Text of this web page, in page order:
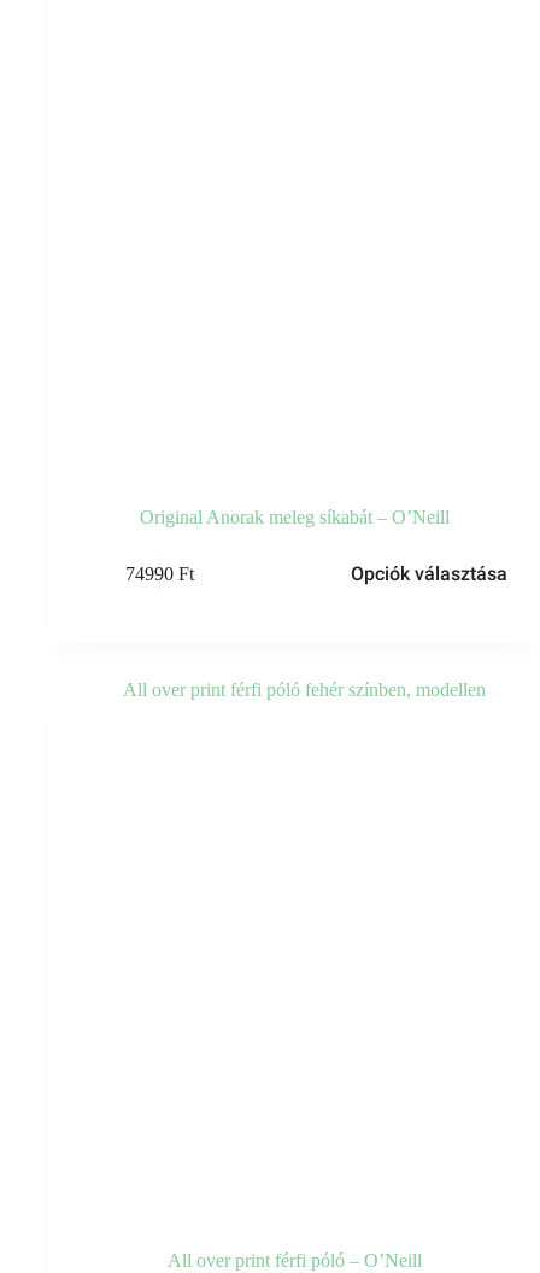
Original Anorak meleg síkabát – O’Neill
74990 Ft Opciók választása
All over print férfi póló – O’Neill